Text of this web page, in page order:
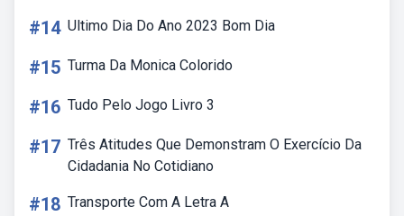
#14 Ultimo Dia Do Ano 2023 Bom Dia
#15 Turma Da Monica Colorido
#16 Tudo Pelo Jogo Livro 3
#17 Três Atitudes Que Demonstram O Exercício Da
Cidadania No Cotidiano
#18 Transporte Com A Letra A